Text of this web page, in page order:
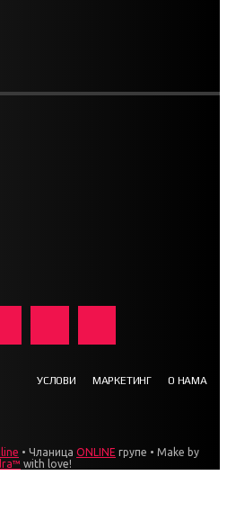
УСЛОВИ МАРКЕТИНГ О НАМА
• Чланица ONLINE групе • Make by
with love!